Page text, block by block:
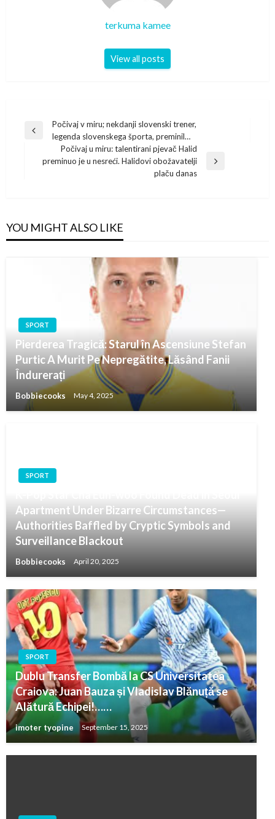
terkuma kamee
View all posts
Post
navigation
Previous
Počivaj v miru; nekdanji slovenski trener,
legenda slovenskega športa, preminil…
Next
Počivaj u miru: talentirani pjevač Halid
preminuo je u nesreći. Halidovi obožavatelji
plaču danas
YOU MIGHT ALSO LIKE
SPORT
Pierderea Tragică: Starul în Ascensiune Stefan
Purtic A Murit Pe Nepregătite, Lăsând Fanii
Îndurerați
Bobbiecooks May 4, 2025
SPORT
Apartment Under Bizarre Circumstances—
Authorities Baffled by Cryptic Symbols and
Surveillance Blackout
Bobbiecooks April 20, 2025
SPORT
Dublu Transfer Bombă la CS Universitatea
Craiova: Juan Bauza și Vladislav Blănuță se
Alătură Echipei!……
imoter tyopine September 15, 2025